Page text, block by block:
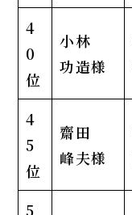
4
0
位
小林
功造様
4
5
位
齋田
峰夫様
5